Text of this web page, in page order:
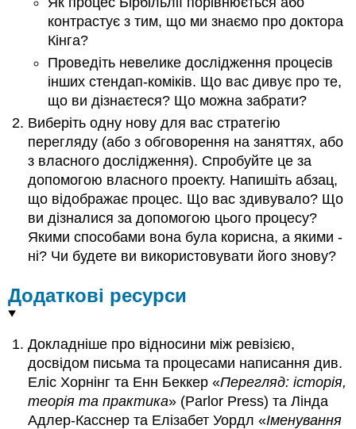
контрастує з тим, що ми знаємо про доктора
Кінга?
Проведіть невелике дослідження процесів
інших стендап-коміків. Що вас дивує про те,
що ви дізнаєтеся? Що можна забрати?
Виберіть одну нову для вас стратегію
перегляду (або з обговорення на заняттях, або
з власного дослідження). Спробуйте це за
допомогою власного проекту. Напишіть абзац,
що відображає процес. Що вас здивувало? Що
ви дізналися за допомогою цього процесу?
Якими способами вона була корисна, а якими -
ні? Чи будете ви використовувати його знову?
Додаткові ресурси
Докладніше про відносини між ревізією,
досвідом письма та процесами написання див.
Еліс Хорнінг та Енн Беккер «Перегляд: історія,
теорія та практика» (Parlor Press) та Лінда
Адлер-Касснер та Елізабет Уордл «Іменування